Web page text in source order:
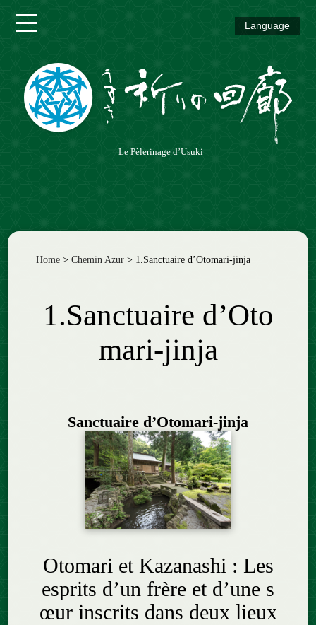
Vermeil
Chemin
Azur
Language
Le Pèlerinage d’Usuki
Home >Chemin Azur > 1.Sanctuaire d’Otomari-jinja
1.Sanctuaire d’Oto
mari-jinja
Sanctuaire d’Otomari-jinja
Otomari et Kazanashi : Les
esprits d’un frère et d’une s
œur inscrits dans deux lieux